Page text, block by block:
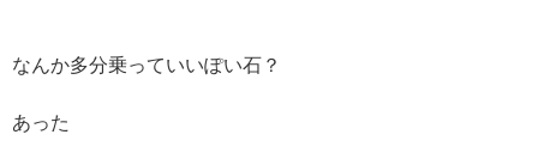
なんか多分乗っていいぽい石？
あった